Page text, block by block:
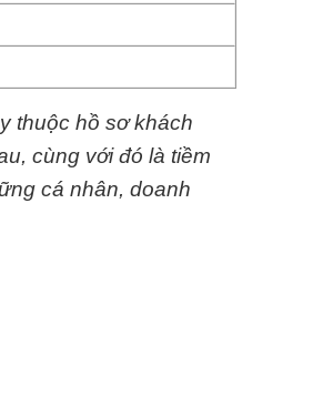
thuộc hồ sơ khách
cùng với đó là tiềm
cá nhân, doanh